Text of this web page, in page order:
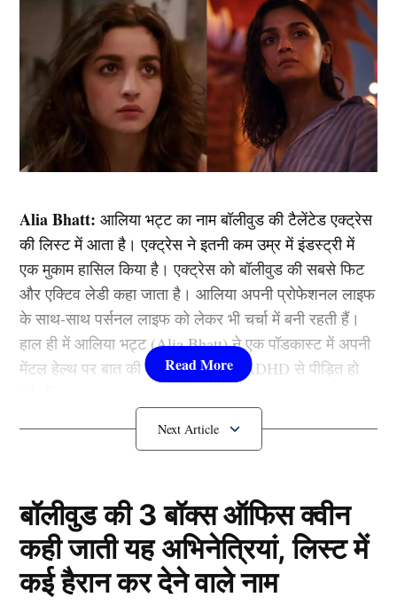
Alia Bhatt: आलिया भट्ट का नाम बॉलीवुड की टैलेंटेड एक्ट्रेस
की लिस्ट में आता है। एक्ट्रेस ने इतनी कम उम्र में इंडस्ट्री में
एक मुकाम हासिल किया है। एक्ट्रेस को बॉलीवुड की सबसे फिट
और एक्टिव लेडी कहा जाता है। आलिया अपनी प्रोफेशनल लाइफ
के साथ-साथ पर्सनल लाइफ को लेकर भी चर्चा में बनी रहती हैं।
हाल ही में आलिया भट्ट (Alia Bhatt) ने एक पॉडकास्ट में अपनी
मेंटल हेल्थ पर बात की और बताया कि वो ADHD से पीड़ित हो
Alia Bhatt को हो गई थी ये बीमारी
बॉलीवुड की 3 बॉक्स ऑफिस क्वीन
कही जाती यह अभिनेत्रियां, लिस्ट में
कई हैरान कर देने वाले नाम